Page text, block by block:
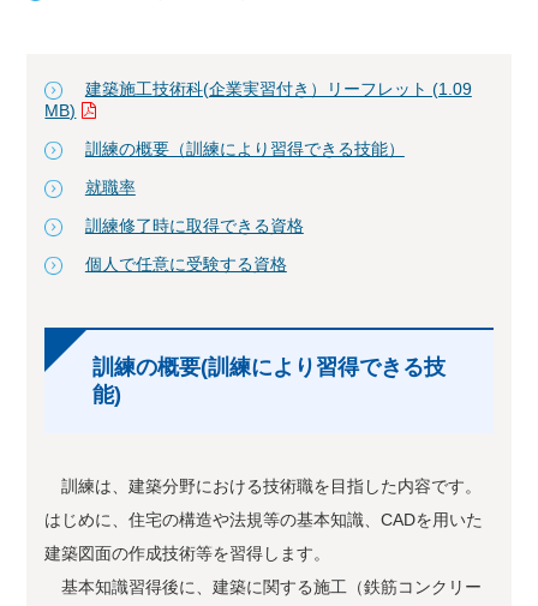
建築施工技術科(企業実習付き）リーフレット (1.09
MB)
訓練の概要（訓練により習得できる技能）
就職率
訓練修了時に取得できる資格
個人で任意に受験する資格
訓練の概要(訓練により習得できる技
能)
訓練は、建築分野における技術職を目指した内容です。
はじめに、住宅の構造や法規等の基本知識、CADを用いた
建築図面の作成技術等を習得します。
基本知識習得後に、建築に関する施工（鉄筋コンクリー